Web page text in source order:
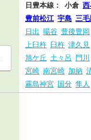
日豊本線： 小倉
豊前松江 宇島 三毛
日出 暘谷 豊後豊岡
上臼杵 臼杵 津久見
旭ケ丘 土々呂 門川
宮崎 南宮崎 加納
霧島神宮 国分 隼人